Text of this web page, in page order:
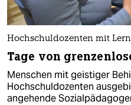
Hochschuldozenten mit
Tage von
Menschen mit geistiger
Hochschuldozenten
angehende